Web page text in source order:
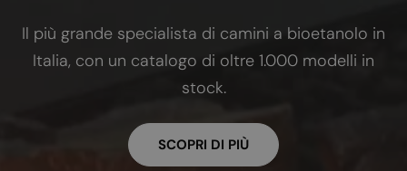
Il più grande specialista di camini a bioetanolo in
Italia, con un catalogo di oltre 1.000 modelli in
stock.
SCOPRI DI PIÙ